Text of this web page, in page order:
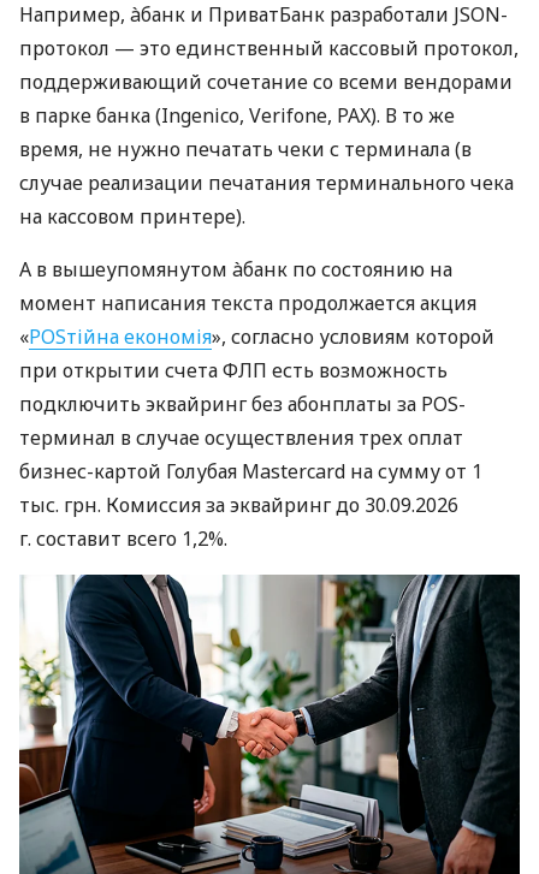
Например, àбанк и ПриватБанк разработали JSON-
протокол — это единственный кассовый протокол,
поддерживающий сочетание со всеми вендорами
в парке банка (Ingenico, Verifone, PAX). В то же
время, не нужно печатать чеки с терминала (в
случае реализации печатания терминального чека
на кассовом принтере).
А в вышеупомянутом àбанк по состоянию на
момент написания текста продолжается акция
«POSтійна економія», согласно условиям которой
при открытии счета ФЛП есть возможность
подключить эквайринг без абонплаты за POS-
терминал в случае осуществления трех оплат
бизнес-картой Голубая Mastercard на сумму от 1
тыс. грн. Комиссия за эквайринг до 30.09.2026
г. составит всего 1,2%.